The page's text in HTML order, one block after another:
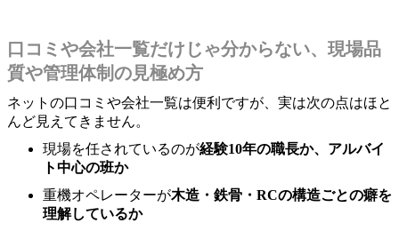
口コミや会社一覧だけじゃ分からない、現場品
質や管理体制の見極め方
ネットの口コミや会社一覧は便利ですが、実は次の点はほと
んど見えてきません。
現場を任されているのが経験10年の職長か、アルバイ
ト中心の班か
重機オペレーターが木造・鉄骨・RCの構造ごとの癖を
理解しているか